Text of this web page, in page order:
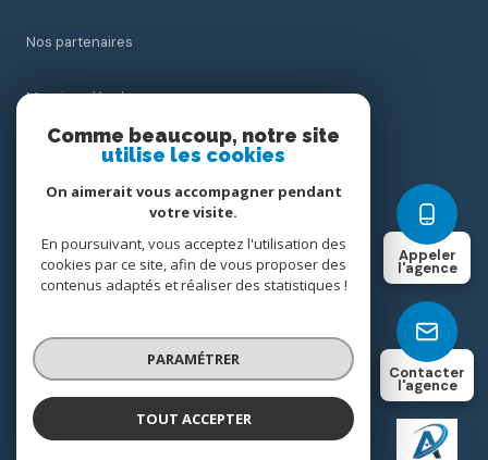
ACTIFIMMO
Appeler
l'agence
Contacter
l'agence
Nos partenaires
Mentions légales
Cookies
© 2026 | Tous droits réservés
Réalisé par
Comme beaucoup, notre site
utilise les cookies
On aimerait vous accompagner pendant
votre visite.
En poursuivant, vous acceptez l'utilisation des
cookies par ce site, afin de vous proposer des
contenus adaptés et réaliser des statistiques !
PARAMÉTRER
TOUT ACCEPTER